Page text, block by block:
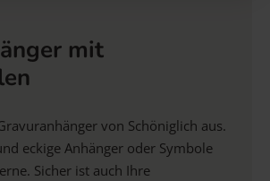
mit
von Schöniglich aus.
eckige Anhänger oder Symbole
Sicher ist auch Ihre